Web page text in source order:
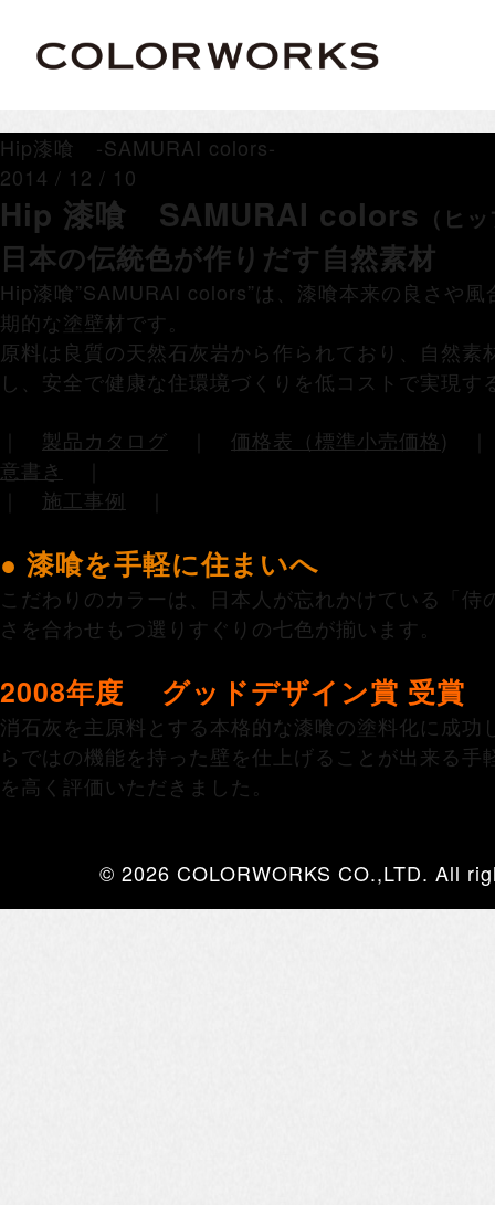
Hip漆喰 -SAMURAI colors-
2014 / 12 / 10
Hip 漆喰 SAMURAI colors （ヒ
日本の伝統色が作りだす自然素材
Hip漆喰”SAMURAI colors”は、漆喰本来の良さや
期的な塗壁材です。
原料は良質の天然石灰岩から作られており、自然
し、安全で健康な住環境づくりを低コストで実現す
製品カタログ 価格表（標準小売価格)
意書き
施工事例
● 漆喰を手軽に住まいへ
こだわりのカラーは、日本人が忘れかけている「
さを合わせもつ選りすぐりの七色が揃います。
2008年度 グッドデザイン賞 受賞
消石灰を主原料とする本格的な漆喰の塗料化に成
らではの機能を持った壁を仕上げることが出来る
を高く評価いただきました。
© 2026 COLORWORKS CO.,LTD. All